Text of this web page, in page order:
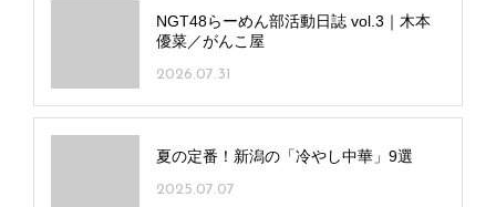
NGT48らーめん部活動日誌 vol.3｜木本
優菜／がんこ屋
2026.07.31
夏の定番！新潟の「冷やし中華」9選
2025.07.07